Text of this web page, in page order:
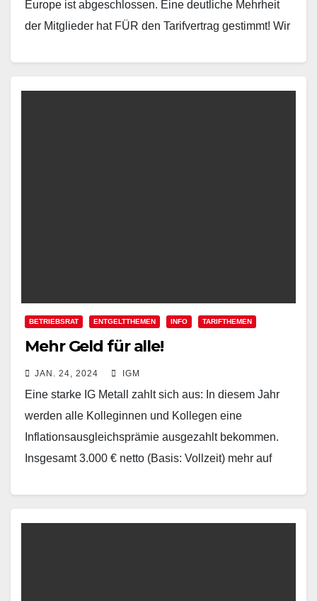
Europe ist abgeschlossen. Eine deutliche Mehrheit
der Mitglieder hat FÜR den Tarifvertrag gestimmt! Wir
BETRIEBSRAT ENTGELTTHEMEN INFO TARIFTHEMEN
Mehr Geld für alle!
JAN. 24, 2024 IGM
Eine starke IG Metall zahlt sich aus: In diesem Jahr
werden alle Kolleginnen und Kollegen eine
Inflationsausgleichsprämie ausgezahlt bekommen.
Insgesamt 3.000 € netto (Basis: Vollzeit) mehr auf